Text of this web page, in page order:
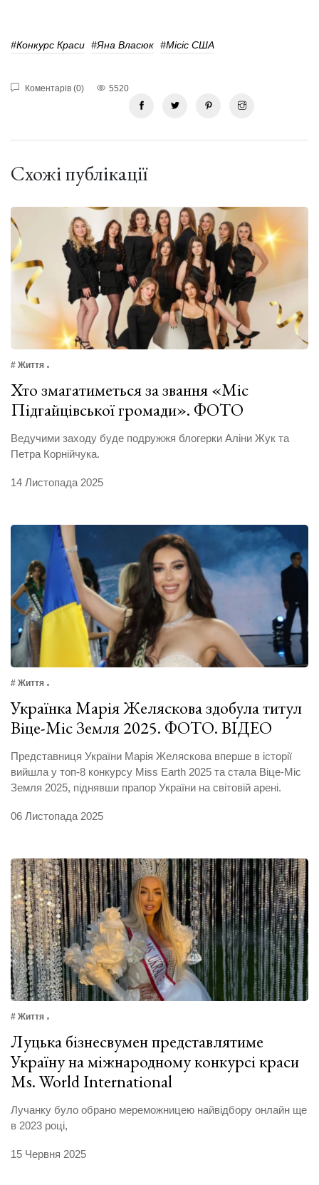
#конкурс Краси #Яна Власюк #Місіс США
Коментарів (0) 5520
Схожі публікації
# Життя
Хто змагатиметься за звання «Міс
Підгайцівської громади». ФОТО
Ведучими заходу буде подружжя блогерки Аліни Жук та
Петра Корнійчука.
14 Листопада 2025
# Життя
Українка Марія Желяскова здобула титул
Віце-Міс Земля 2025. ФОТО. ВІДЕО
Представниця України Марія Желяскова вперше в історії
вийшла у топ-8 конкурсу ‎Miss Earth 2025 та стала Віце-Міс
Земля 2025, піднявши прапор України на світовій арені.
06 Листопада 2025
# Життя
Луцька бізнесвумен представлятиме
Україну на міжнародному конкурсі краси
Ms. World International
Лучанку було обрано мереможницею найвідбору онлайн ще
в 2023 році,
15 Червня 2025